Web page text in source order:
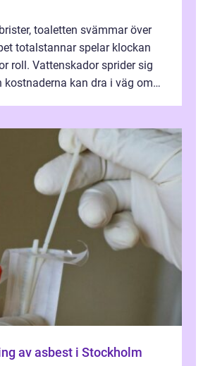
toaletten svämmar över
totalstannar spelar klockan
roll. Vattenskador sprider sig
kostnaderna kan dra i väg om
av asbest i Stockholm